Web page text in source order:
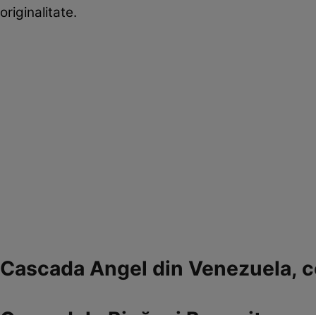
originalitate.
Cascada Angel din Venezuela,